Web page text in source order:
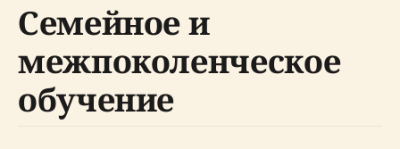
Семейное и
межпоколенческое
обучение